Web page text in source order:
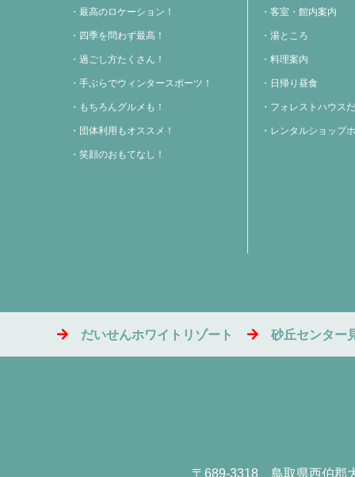
最高のロケーション！
四季を問わず最高！
過ごし方たくさん！
手ぶらでウィンタースポーツ！
もちろんグルメも！
団体利用もオススメ！
笑顔のおもてなし！
客室・館内案内
湯ところ
料理案内
日帰り昼食
フォレストハウス
レンタルショップ
だいせんホワイトリゾート 砂丘センター
〒689-3318 鳥取県西伯郡